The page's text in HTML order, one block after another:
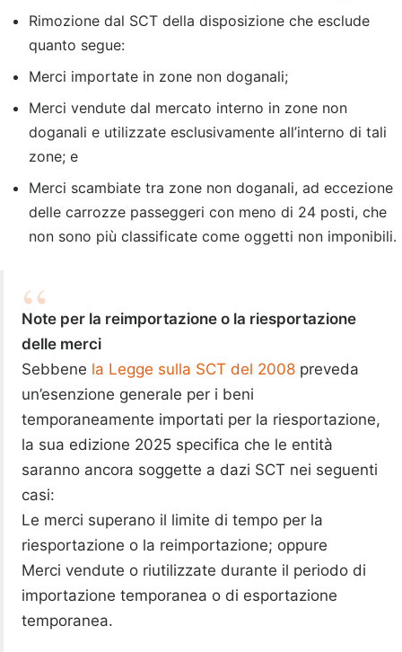
Rimozione dal SCT della disposizione che esclude
quanto segue:
Merci importate in zone non doganali;
Merci vendute dal mercato interno in zone non
doganali e utilizzate esclusivamente all’interno di tali
zone; e
Merci scambiate tra zone non doganali, ad eccezione
delle carrozze passeggeri con meno di 24 posti, che
non sono più classificate come oggetti non imponibili.
Note per la reimportazione o la riesportazione
delle merci
Sebbene la Legge sulla SCT del 2008 preveda
un’esenzione generale per i beni
temporaneamente importati per la riesportazione,
la sua edizione 2025 specifica che le entità
saranno ancora soggette a dazi SCT nei seguenti
casi:
Le merci superano il limite di tempo per la
riesportazione o la reimportazione; oppure
Merci vendute o riutilizzate durante il periodo di
importazione temporanea o di esportazione
temporanea.